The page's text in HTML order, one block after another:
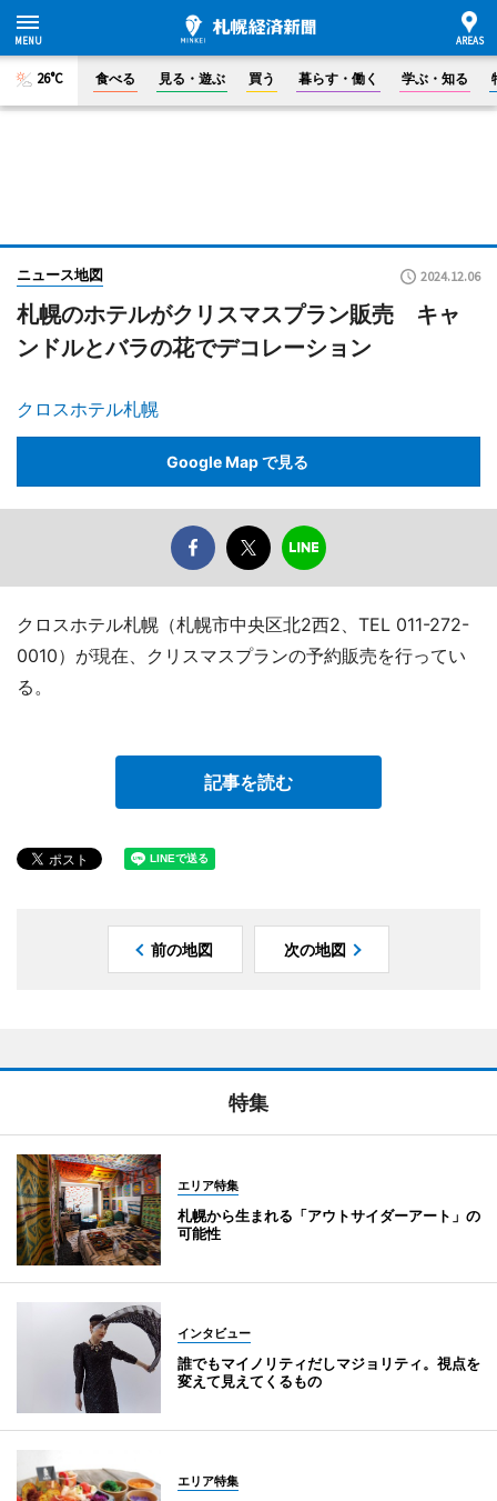
26°C 食べる 見る・遊ぶ 買う 暮らす・働く 学ぶ・知る
ニュース地図 2024.12.06
札幌のホテルがクリスマスプラン販売 キャ
ンドルとバラの花でデコレーション
クロスホテル札幌
Google Map で見る
クロスホテル札幌（札幌市中央区北2西2、TEL 011-272-
0010）が現在、クリスマスプランの予約販売を行ってい
る。
記事を読む
前の地図 次の地図
特集
エリア特集
札幌から生まれる「アウトサイダーアート」の
可能性
インタビュー
誰でもマイノリティだしマジョリティ。視点を
変えて見えてくるもの
エリア特集